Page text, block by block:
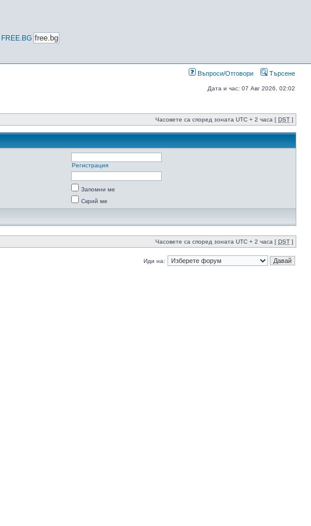
FREE.BG
Въпроси/Отговори Търсене
Дата и час: 07 Авг 2026, 02:02
Часовете са според зоната UTC + 2 часа [ DST ]
Регистрация
Запомни ме
Скрий ме
Часовете са според зоната UTC + 2 часа [ DST ]
Иди на: